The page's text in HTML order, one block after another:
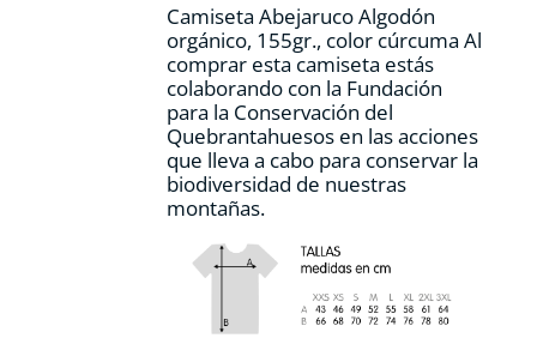
de
producto
Camiseta Abejaruco Algodón
orgánico, 155gr., color cúrcuma Al
comprar esta camiseta estás
colaborando con la Fundación
para la Conservación del
Quebrantahuesos en las acciones
que lleva a cabo para conservar la
biodiversidad de nuestras
montañas.